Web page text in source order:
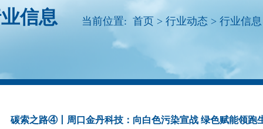
信息 当前位置: 首页 > 行业动态 > 行业信息
碳索之路④丨周口金丹科技：向白色污染宣战 绿色赋能领跑